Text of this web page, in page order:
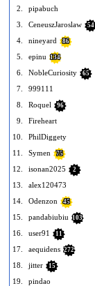
2.
pipabuch
3.
CeneuszJaroslaw 54
4.
nineyard 86
5.
epinu 134
6.
NobleCuriosity 65
7.
999111
8.
Roquel 96
9.
Fireheart
10.
PhilDiggety
11.
Symen 75
12.
isonan2025 2
13.
alex120473
14.
Odenzon 45
15.
pandabiubiu 103
16.
user91 11
17.
aequidens 272
18.
jitter 15
19.
pindao